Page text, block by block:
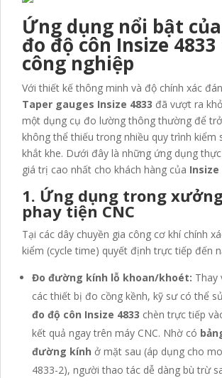
Ứng dụng nổi bật
đo độ côn Insize
công nghiệp
Với thiết kế thông minh và độ chính xác
Taper gauges Insize 4833 đã vượt ra
một dụng cụ đo lường thông thường để
không thể thiếu trong nhiều quy trình kiểm
khắt khe. Dưới đây là những ứng dụng
giá trị cao nhất cho khách hàng của Insize
1. Ứng dụng trong
phay tiện CNC
Tại các dây chuyền gia công cơ khí chính
kiểm (cycle time) quyết định trực tiếp đến
Đo đường kính lỗ khoan/khoét: Thay
các thiết bị đo cồng kềnh, kỹ sư có thể
đo độ côn Insize 4833 chèn trực tiếp
kết quả ngay trên máy CNC. Nhờ có
đường kính ở mặt sau (áp dụng cho
4833-2), người thao tác dễ dàng bù trừ